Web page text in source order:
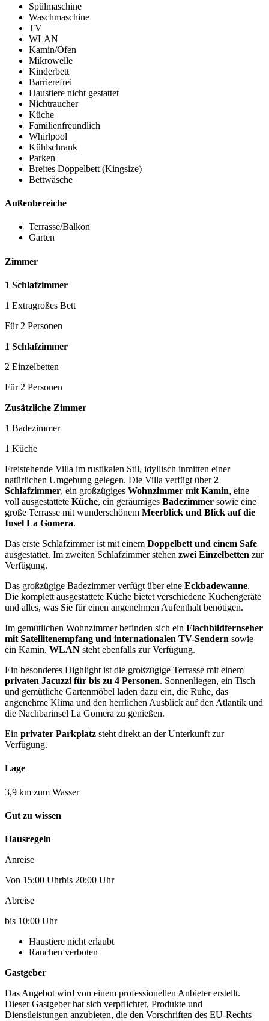
Spülmaschine
Waschmaschine
TV
WLAN
Kamin/Ofen
Mikrowelle
Kinderbett
Barrierefrei
Haustiere nicht gestattet
Nichtraucher
Küche
Familienfreundlich
Whirlpool
Kühlschrank
Parken
Breites Doppelbett (Kingsize)
Bettwäsche
Außenbereiche
Terrasse/Balkon
Garten
Zimmer
1 Schlafzimmer
1 Extragroßes Bett
Für 2 Personen
1 Schlafzimmer
2 Einzelbetten
Für 2 Personen
Zusätzliche Zimmer
1 Badezimmer
1 Küche
Freistehende Villa im rustikalen Stil, idyllisch inmitten einer
natürlichen Umgebung gelegen. Die Villa verfügt über2
Schlafzimmer, ein großzügiges Wohnzimmer mit Kamin, eine
voll ausgestattete Küche, ein geräumiges Badezimmer sowie eine
große Terrasse mit wunderschönem Meerblick und Blick auf die
Insel La Gomera.
Das erste Schlafzimmer ist mit einem Doppelbett und einem Safe
ausgestattet. Im zweiten Schlafzimmer stehen zwei Einzelbetten zur
Verfügung.
Das großzügige Badezimmer verfügt über eine Eckbadewanne.
Die komplett ausgestattete Küche bietet verschiedene Küchengeräte
und alles, was Sie für einen angenehmen Aufenthalt benötigen.
Im gemütlichen Wohnzimmer befinden sich ein Flachbildfernseher
mit Satellitenempfang und internationalen TV-Sendern sowie
ein Kamin. WLAN steht ebenfalls zur Verfügung.
Ein besonderes Highlight ist die großzügige Terrasse mit einem
privaten Jacuzzi für bis zu 4 Personen. Sonnenliegen, ein Tisch
und gemütliche Gartenmöbel laden dazu ein, die Ruhe, das
angenehme Klima und den herrlichen Ausblick auf den Atlantik und
die Nachbarinsel La Gomera zu genießen.
Ein privater Parkplatz steht direkt an der Unterkunft zur
Verfügung.
Lage
3,9 km zum Wasser
Gut zu wissen
Hausregeln
Anreise
Von 15:00 Uhrbis 20:00 Uhr
Abreise
bis 10:00 Uhr
Haustiere nicht erlaubt
Rauchen verboten
Gastgeber
Das Angebot wird von einem professionellen Anbieter erstellt.
Dieser Gastgeber hat sich verpflichtet, Produkte und
Dienstleistungen anzubieten, die den Vorschriften des EU-Rechts